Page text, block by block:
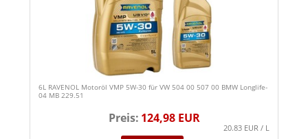
6L RAVENOL Motoröl VMP 5W-30 für VW 504 00 507 00 BMW Longlife-
04 MB 229.51
Preis: 124,98 EUR
20.83 EUR / L